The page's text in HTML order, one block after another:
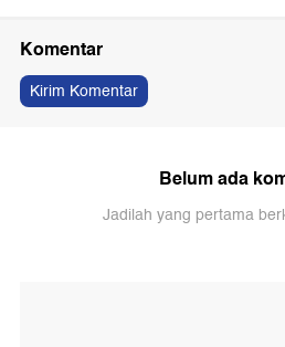
Komentar
Kirim Komentar
Belum ada
Jadilah yang pertama